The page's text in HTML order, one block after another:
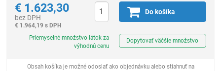
€ 1.623,30
bez DPH
€ 1.964,19 s DPH
Do košíka
Priemyselné množstvo látok za
výhodnú cenu
Dopytovať väčšie množstvo
Obsah košíka je možné odoslať ako objednávku alebo stiahnuť na